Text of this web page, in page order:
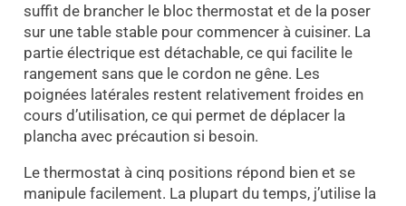
suffit de brancher le bloc thermostat et de la poser
sur une table stable pour commencer à cuisiner. La
partie électrique est détachable, ce qui facilite le
rangement sans que le cordon ne gêne. Les
poignées latérales restent relativement froides en
cours d’utilisation, ce qui permet de déplacer la
plancha avec précaution si besoin.
Le thermostat à cinq positions répond bien et se
manipule facilement. La plupart du temps, j’utilise la